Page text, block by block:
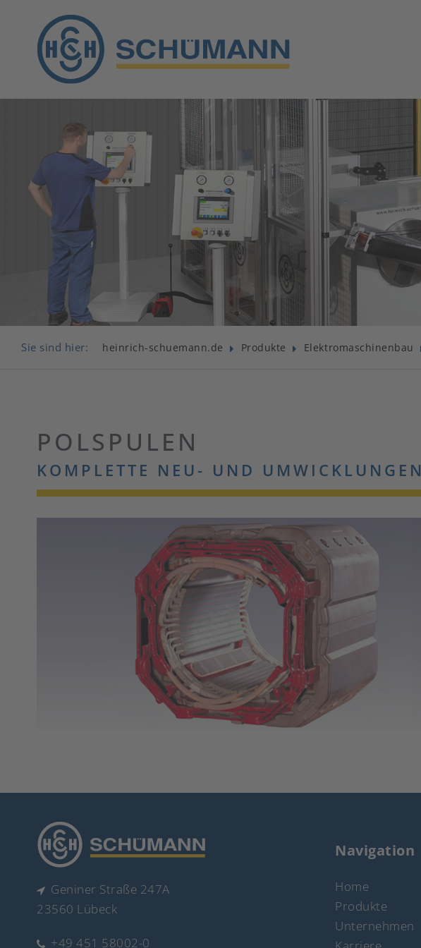
Sie sind hier: heinrich-schuemann.de Produkte Elektromaschinenbau
POLSPULEN
KOMPLETTE NEU- UND UMWICKLUNGEN
Geniner Straße 247A
23560 Lübeck
+49 451 58002-0
Navigation
Home
Produkte
Unternehmen